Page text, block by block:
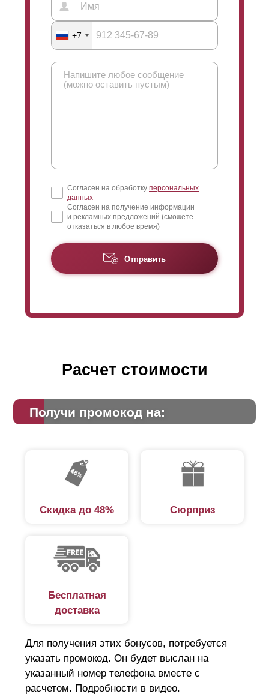
+7
Согласен на обработку персональных
данных
Согласен на получение информации
и рекламных предложений (сможете
отказаться в любое время)
Отправить
Расчет стоимости
Получи промокод на:
Скидка до 48% Сюрприз
Бесплатная
доставка
Для получения этих бонусов, потребуется
указать промокод. Он будет выслан на
указанный номер телефона вместе с
расчетом. Подробности в видео.